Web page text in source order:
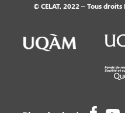
© CELAT, 2022 – Tous